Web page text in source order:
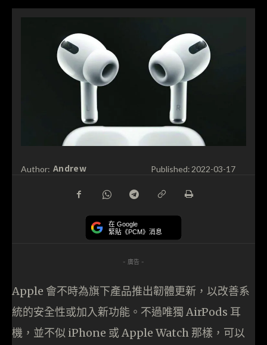
Author: Andrew Published: 2022-03-17
在 Google
緊貼《PCM》消息
- 廣告 -
Apple 會不時為旗下產品推出韌體更新，以改善系
統的安全性或加入新功能。不過唯獨 AirPods 耳
機，並不似 iPhone 或 Apple Watch 那樣，可以